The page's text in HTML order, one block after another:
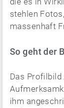
stehlen
massenhaft
So geht der
Das Profilbild
ihm